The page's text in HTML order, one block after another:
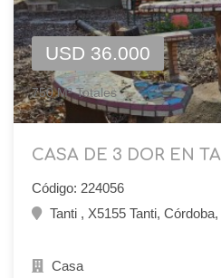
USD 36.000
750 M² Totales
CASA DE 3 DOR EN
Código: 224056
Tanti , X5155 Tanti,
Casa